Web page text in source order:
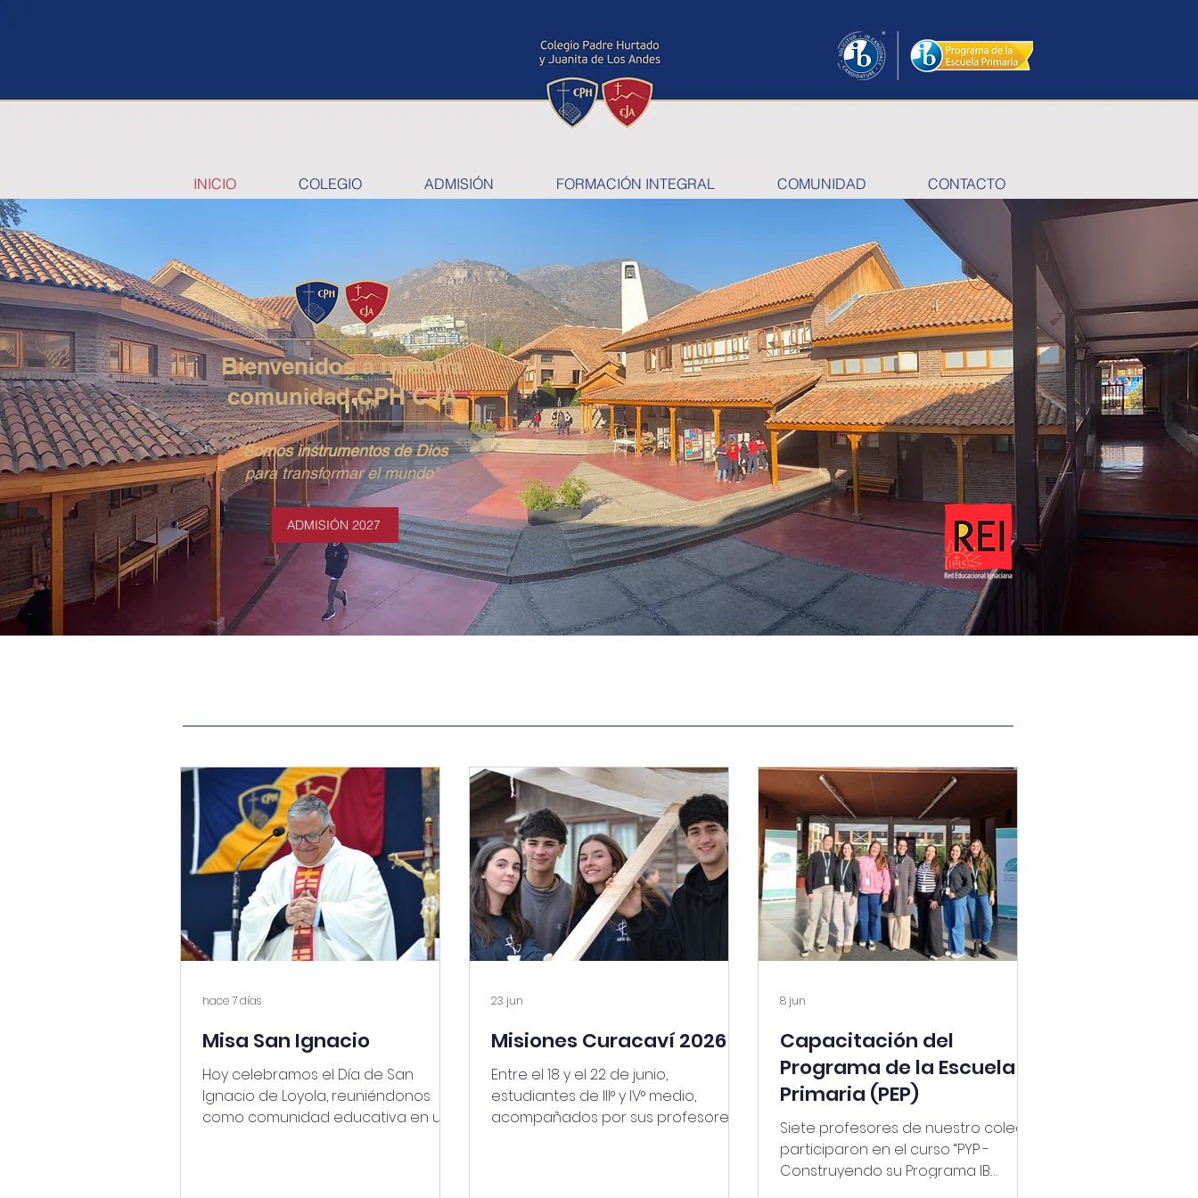
INICIO COLEGIO ADMISIÓN FORMACIÓN INTEGRAL COMUNIDAD CONTACTO
Bienvenidos a nuestra
comunidad CPH CJA
"Somos instrumentos de Dios
para transformar el mundo"
ADMISIÓN 2027
Misa San Ignacio
Hoy celebramos el Día de San
Ignacio de Loyola, reuniéndonos
como comunidad educativa en una
hace 7 días
Misiones Curacaví 2026
Entre el 18 y el 22 de junio,
estudiantes de III° y IV° medio,
acompañados por sus profesores y
23 jun
Capacitación del
Programa de la Escuela
Primaria (PEP)
Siete profesores de nuestro colegio
participaron en el curso “PYP -
Construyendo su Programa IB:
8 jun